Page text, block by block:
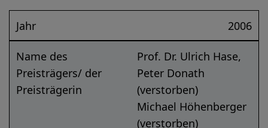
Jahr 2006
Name des
Preisträgers/ der
Preisträgerin
Prof. Dr. Ulrich Hase,
Peter Donath
(verstorben)
Michael Höhenberger
(verstorben)